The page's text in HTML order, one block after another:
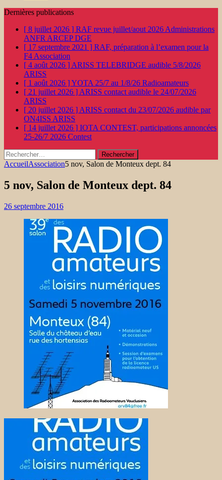
Dernières publications
[ 8 juillet 2026 ] RAF revue juillet/aout 2026 Administrations
ANFR ARCEP DGE
[ 17 septembre 2021 ] RAF, préparation à l’examen pour la
F4 Association
[ 4 août 2026 ] ARISS TELEBRIDGE audible 5/8/2026
ARISS
[ 1 août 2026 ]YOTA 25/7 au 1/8/26 Radioamateurs
[ 21 juillet 2026 ] ARISS contact audible le 24/07/2026
ARISS
[ 20 juillet 2026 ] ARISS contact du 23/07/2026 audible par
ON4ISS ARISS
[ 14 juillet 2026 ] IOTA CONTEST, participations annoncées
25-26/7 2026 Contest
Rechercher :
AccueilAssociation5 nov, Salon de Monteux dept. 84
5 nov, Salon de Monteux dept. 84
26 septembre 2016